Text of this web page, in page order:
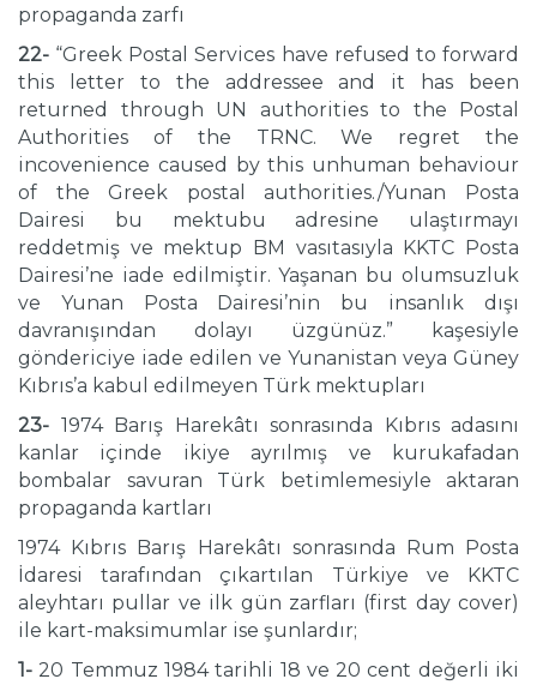
propaganda zarfı
22- “Greek Postal Services have refused to forward
this letter to the addressee and it has been
returned through UN authorities to the Postal
Authorities of the TRNC. We regret the
incovenience caused by this unhuman behaviour
of the Greek postal authorities./Yunan Posta
Dairesi bu mektubu adresine ulaştırmayı
reddetmiş ve mektup BM vasıtasıyla KKTC Posta
Dairesi’ne iade edilmiştir. Yaşanan bu olumsuzluk
ve Yunan Posta Dairesi’nin bu insanlık dışı
davranışından dolayı üzgünüz.” kaşesiyle
göndericiye iade edilen ve Yunanistan veya Güney
Kıbrıs’a kabul edilmeyen Türk mektupları
23- 1974 Barış Harekâtı sonrasında Kıbrıs adasını
kanlar içinde ikiye ayrılmış ve kurukafadan
bombalar savuran Türk betimlemesiyle aktaran
propaganda kartları
1974 Kıbrıs Barış Harekâtı sonrasında Rum Posta
İdaresi tarafından çıkartılan Türkiye ve KKTC
aleyhtarı pullar ve ilk gün zarfları (first day cover)
ile kart-maksimumlar ise şunlardır;
1- 20 Temmuz 1984 tarihli 18 ve 20 cent değerli iki